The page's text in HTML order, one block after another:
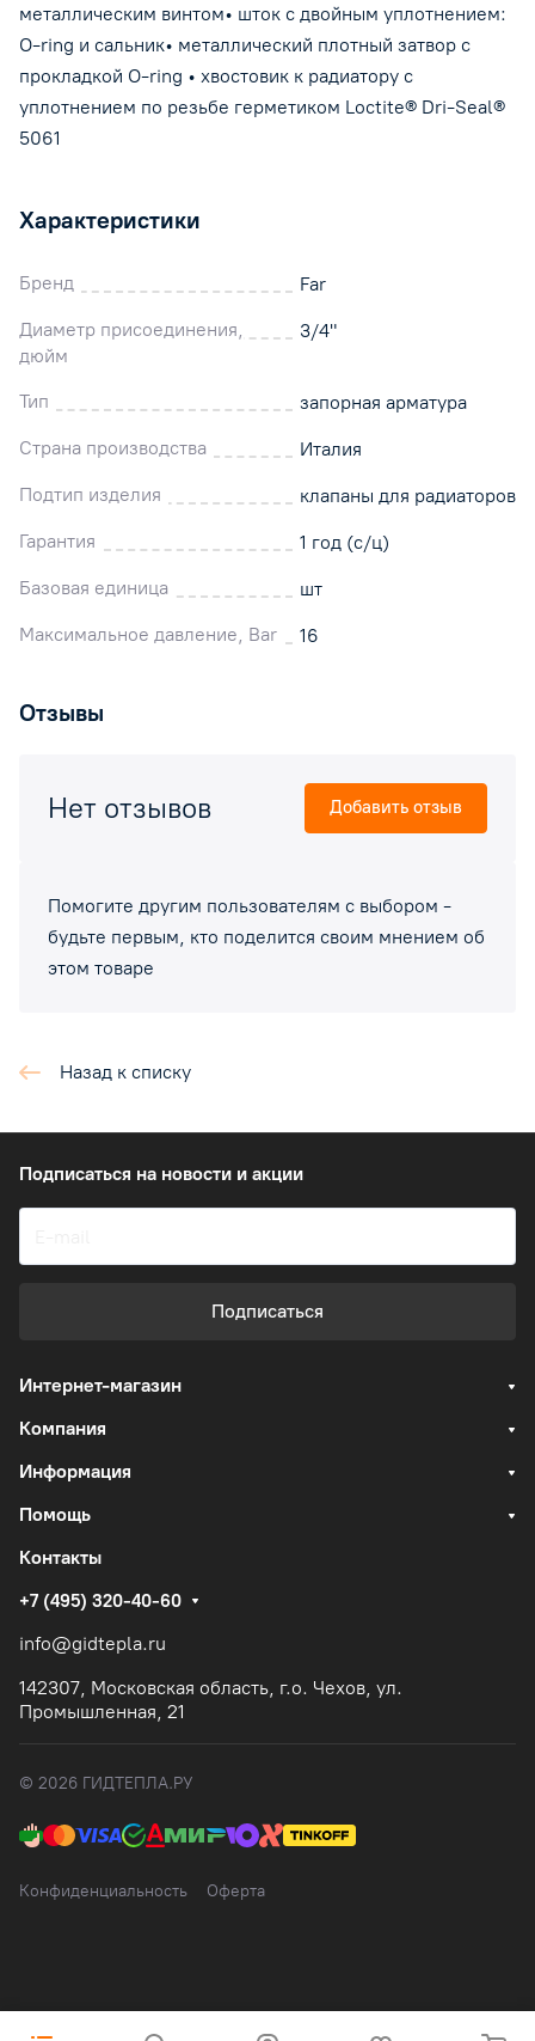
металлическим винтом• шток с двойным уплотнением:
O-ring и сальник• металлический плотный затвор с
прокладкой O-ring • хвостовик к радиатору с
уплотнением по резьбе герметиком Loctite® Dri-Seal®
5061
Характеристики
Бренд
Far
Диаметр присоединения,
дюйм
3/4"
Тип
запорная арматура
Страна производства
Италия
Подтип изделия
клапаны для радиаторов
Гарантия
1 год (с/ц)
Базовая единица
шт
Максимальное давление, Bar
16
Отзывы
Помогите другим пользователям с выбором -
будьте первым, кто поделится своим мнением об
этом товаре
Нет отзывов Добавить отзыв
Назад к списку
Подписаться на новости и акции
Подписаться
Интернет-магазин
Компания
Информация
Помощь
Контакты
+7 (495) 320-40-60
info@gidtepla.ru
142307, Московская область, г.о. Чехов, ул.
Промышленная, 21
© 2026 ГИДТЕПЛА.РУ
Конфиденциальность Оферта